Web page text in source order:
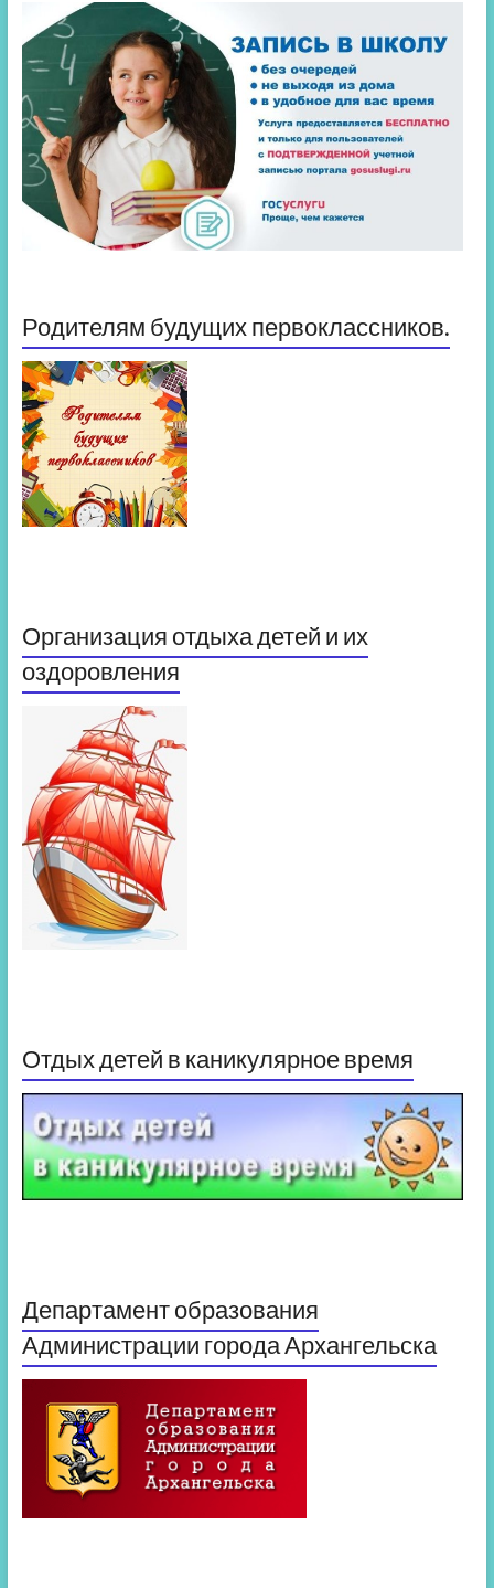
Родителям будущих первоклассников.
Организация отдыха детей и их
оздоровления
Отдых детей в каникулярное время
Департамент образования
Администрации города Архангельска